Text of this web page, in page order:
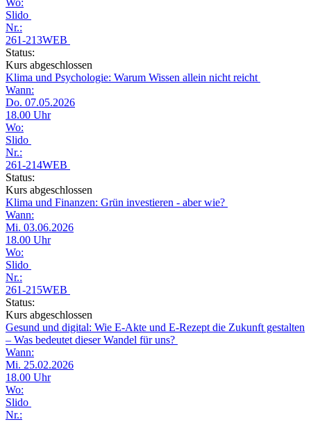
Slido
Nr.:
261-213WEB
Status:
Kurs abgeschlossen
Klima und Psychologie: Warum Wissen allein nicht reicht
Wann:
Do. 07.05.2026
18.00 Uhr
Wo:
Slido
Nr.:
261-214WEB
Status:
Kurs abgeschlossen
Klima und Finanzen: Grün investieren - aber wie?
Wann:
Mi. 03.06.2026
18.00 Uhr
Wo:
Slido
Nr.:
261-215WEB
Status:
Kurs abgeschlossen
Gesund und digital: Wie E-Akte und E-Rezept die Zukunft gestalten
– Was bedeutet dieser Wandel für uns?
Wann:
Mi. 25.02.2026
18.00 Uhr
Wo:
Slido
Nr.: